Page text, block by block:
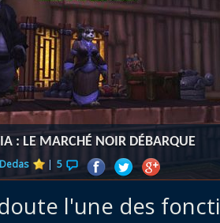
Coeur
Races
alliées
des îles
: LE MARCHÉ NOIR DÉBARQUE
Dedas | 5
l'une des